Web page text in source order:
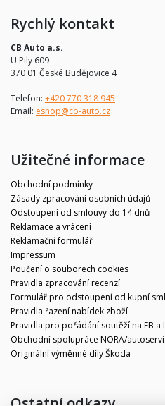
Rychlý kontakt
CB Auto a.s.
U Pily 609
370 01 České Budějovice 4
Telefon: +420 770 318 945
Email: eshop@cb-auto.cz
Užitečné informace
Obchodní podmínky
Zásady zpracování osobních údajů
Odstoupení od smlouvy do 14 dnů
Reklamace a vrácení
Reklamační formulář
Impressum
Poučení o souborech cookies
Pravidla zpracování recenzí
Formulář pro odstoupení od kupní
Pravidla řazení nabídek zboží
Pravidla pro pořádání soutěží na FB a
Obchodní spolupráce NORA/
Originální výměnné díly Škoda